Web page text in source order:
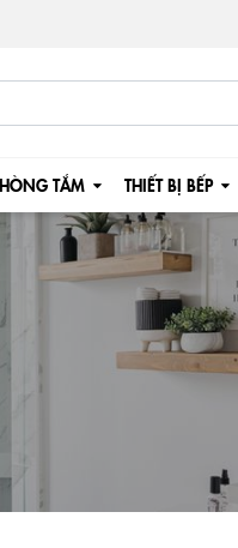
TẮM THIẾT BỊ BẾP